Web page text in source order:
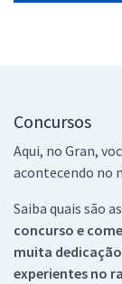
Concursos
Aqui, no Gran,
acontecendo no
Saiba quais são
concurso e
muita
experientes no